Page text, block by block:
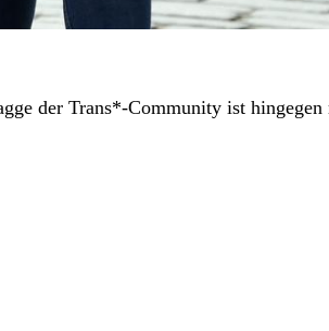
der Trans*-Community ist